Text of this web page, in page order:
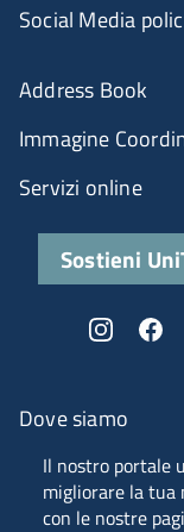
Il nostro portale
migliorare la tua
con le nostre
Fascia A ANVUR
Dove siamo
Social Media
Address Book
Immagine
Servizi online
Sostieni